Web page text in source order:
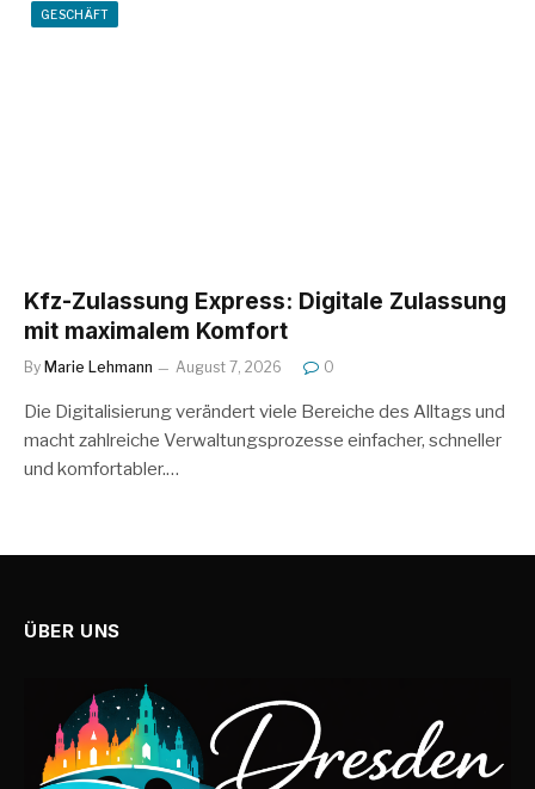
GESCHÄFT
Kfz-Zulassung Express: Digitale Zulassung
mit maximalem Komfort
By Marie Lehmann August 7, 2026 0
Die Digitalisierung verändert viele Bereiche des Alltags und
macht zahlreiche Verwaltungsprozesse einfacher, schneller
und komfortabler.…
ÜBER UNS